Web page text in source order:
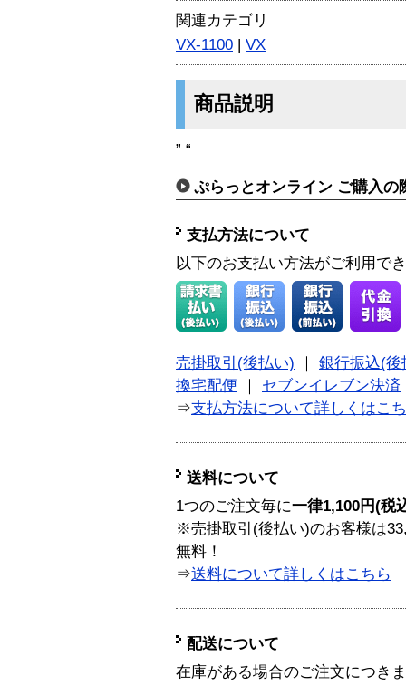
関連カテゴリ
VX-1100 | VX
商品説明
” “
ぷらっとオンライン ご購入の
支払方法について
以下のお支払い方法がご利用で
売掛取引(後払い)
銀行振込(後
換宅配便
セブンイレブン決済
⇒支払方法について詳しくはこ
送料について
1つのご注文毎に一律1,100円(税
※売掛取引(後払い)のお客様は
無料！
⇒送料について詳しくはこちら
配送について
在庫がある場合のご注文につき